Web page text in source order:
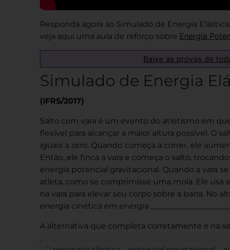
Responda agora ao Simulado de Energia
veja aqui uma aula de reforço sobre Energia
Baixe as provas de
Simulado de Energia
(IFRS/2017)
Salto com vara é um evento do atletismo em
flexível para alcançar a maior altura possível. O
iguais a zero. Quando começa a correr, ele
Então, ele finca a vara e começa o salto, trocando
energia potencial gravitacional. Quando a vara
atleta, como se comprimisse uma mola. Ele usa a
na vara para elevar seu corpo sobre a barra. No
energia cinética em energia
A alternativa que completa corretamente e na